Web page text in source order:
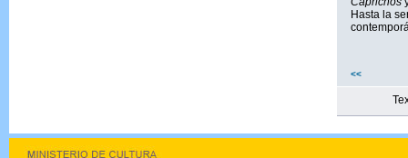
Hasta la
<<